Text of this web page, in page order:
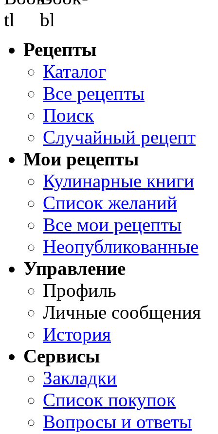
Рецепты
Каталог
Все рецепты
Поиск
Случайный рецепт
Мои рецепты
Кулинарные книги
Список желаний
Все мои рецепты
Неопубликованные
Управление
Профиль
Личные сообщения
История
Сервисы
Закладки
Список покупок
Вопросы и ответы